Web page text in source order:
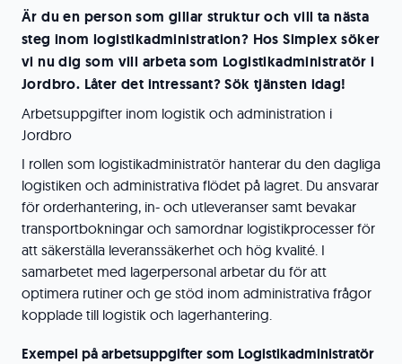
Är du en person som gillar struktur och vill ta nästa
steg inom logistikadministration? Hos Simplex söker
vi nu dig som vill arbeta som Logistikadministratör i
Jordbro. Låter det intressant? Sök tjänsten idag!
Arbetsuppgifter inom logistik och administration i
Jordbro
I rollen som logistikadministratör hanterar du den dagliga
logistiken och administrativa flödet på lagret. Du ansvarar
för orderhantering, in- och utleveranser samt bevakar
transportbokningar och samordnar logistikprocesser för
att säkerställa leveranssäkerhet och hög kvalité. I
samarbetet med lagerpersonal arbetar du för att
optimera rutiner och ge stöd inom administrativa frågor
kopplade till logistik och lagerhantering.
Exempel på arbetsuppgifter som Logistikadministratör